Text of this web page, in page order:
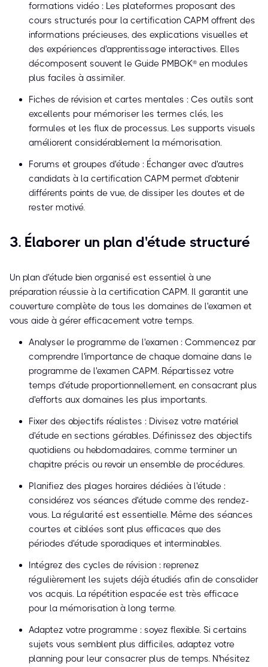
formations vidéo : Les plateformes proposant des
cours structurés pour la certification CAPM offrent des
informations précieuses, des explications visuelles et
des expériences d'apprentissage interactives. Elles
décomposent souvent le Guide PMBOK® en modules
plus faciles à assimiler.
Fiches de révision et cartes mentales : Ces outils sont
excellents pour mémoriser les termes clés, les
formules et les flux de processus. Les supports visuels
améliorent considérablement la mémorisation.
Forums et groupes d'étude : Échanger avec d'autres
candidats à la certification CAPM permet d'obtenir
différents points de vue, de dissiper les doutes et de
rester motivé.
3. Élaborer un plan d'étude structuré
Un plan d'étude bien organisé est essentiel à une
préparation réussie à la certification CAPM. Il garantit une
couverture complète de tous les domaines de l'examen et
vous aide à gérer efficacement votre temps.
Analyser le programme de l'examen : Commencez par
comprendre l'importance de chaque domaine dans le
programme de l'examen CAPM. Répartissez votre
temps d'étude proportionnellement, en consacrant plus
d'efforts aux domaines les plus importants.
Fixer des objectifs réalistes : Divisez votre matériel
d'étude en sections gérables. Définissez des objectifs
quotidiens ou hebdomadaires, comme terminer un
chapitre précis ou revoir un ensemble de procédures.
Planifiez des plages horaires dédiées à l'étude :
considérez vos séances d'étude comme des rendez-
vous. La régularité est essentielle. Même des séances
courtes et ciblées sont plus efficaces que des
périodes d'étude sporadiques et interminables.
Intégrez des cycles de révision : reprenez
régulièrement les sujets déjà étudiés afin de consolider
vos acquis. La répétition espacée est très efficace
pour la mémorisation à long terme.
Adaptez votre programme : soyez flexible. Si certains
sujets vous semblent plus difficiles, adaptez votre
planning pour leur consacrer plus de temps. N'hésitez